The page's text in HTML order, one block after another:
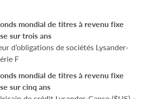
mondial de titres à revenu fixe
sur trois ans
d’obligations de sociétés Lysander-
F
mondial de titres à revenu fixe
sur cinq ans